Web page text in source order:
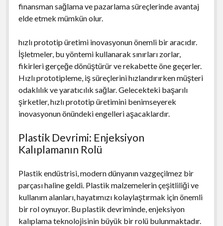
finansman sağlama ve pazarlama süreçlerinde avantaj
elde etmek mümkün olur.
hızlı prototip üretimi inovasyonun önemli bir aracıdır.
İşletmeler, bu yöntemi kullanarak sınırları zorlar,
fikirleri gerçeğe dönüştürür ve rekabette öne geçerler.
Hızlı prototipleme, iş süreçlerini hızlandırırken müşteri
odaklılık ve yaratıcılık sağlar. Gelecekteki başarılı
şirketler, hızlı prototip üretimini benimseyerek
inovasyonun önündeki engelleri aşacaklardır.
Plastik Devrimi: Enjeksiyon
Kalıplamanın Rolü
Plastik endüstrisi, modern dünyanın vazgeçilmez bir
parçası haline geldi. Plastik malzemelerin çeşitliliği ve
kullanım alanları, hayatımızı kolaylaştırmak için önemli
bir rol oynuyor. Bu plastik devriminde, enjeksiyon
kalıplama teknolojisinin büyük bir rolü bulunmaktadır.